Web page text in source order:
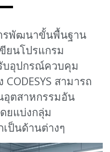
รพัฒนาขั้นพื้นฐาน
ยนโปรแกรม
บอุปกรณ์ควบคุม
สามารถ
อุตสาหกรรมอัน
ยแบ่งกลุ่ม
ป็นด้านต่างๆ